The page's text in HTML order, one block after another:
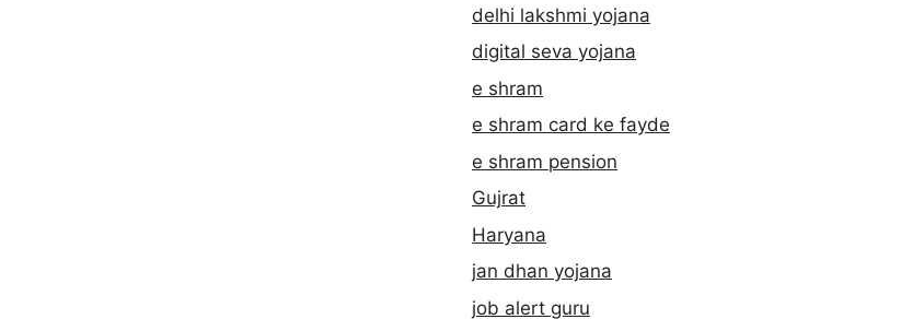
delhi lakshmi yojana
digital seva yojana
e shram
e shram card ke fayde
e shram pension
Gujrat
Haryana
jan dhan yojana
job alert guru